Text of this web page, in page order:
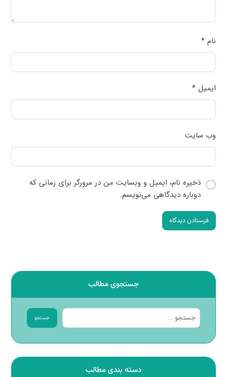
نام*
ایمیل*
وب‌ سایت
ذخیره نام، ایمیل و وبسایت من در مرورگر برای زمانی که
دوباره دیدگاهی می‌نویسم.
فرستادن دیدگاه
جستجوی مطالب
جستجو
دسته بندی مطالب